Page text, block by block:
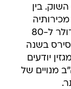
בין
את מכירותיה
בצפון אמריקה פי 5 - מ-16 מיליארד דולר ל-80
בשנה
במגזין יודעים
מנויים של